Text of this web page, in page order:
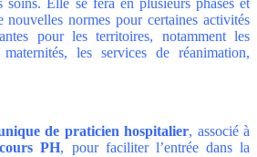
nouvelles normes pour certaines activités
pour les territoires, notamment les
les services de réanimation,
de praticien hospitalier, associé à
PH, pour faciliter l’entrée dans la